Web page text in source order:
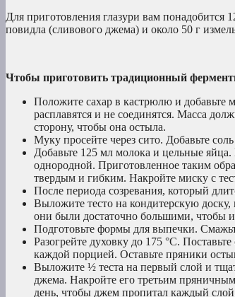
Для приготовления глазури вам понадобится
повидла (сливового джема) и около 50 г
Чтобы приготовить традиционный
Положите сахар в кастрюлю и добавьте
расплавятся и не соединятся. Масса
сторону, чтобы она остыла.
Муку просейте через сито. Добавьте
Добавьте 125 мл молока и цельные
однородной. Приготовленное таким
твердым и гибким. Накройте миску с
После периода созревания, который
Выложите тесто на кондитерскую
они были достаточно большими, чтобы
Подготовьте формы для выпечки.
Разогрейте духовку до 175 °C.
каждой порцией. Оставьте пряники
Выложите ½ теста на первый слой и
джема. Накройте его третьим
день, чтобы джем пропитал каждый